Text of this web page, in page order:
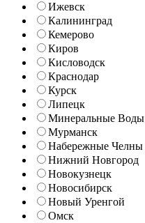
Ижевск
Калининград
Кемерово
Киров
Кисловодск
Краснодар
Курск
Липецк
Минеральные Воды
Мурманск
Набережные Челны
Нижний Новгород
Новокузнецк
Новосибирск
Новый Уренгой
Омск